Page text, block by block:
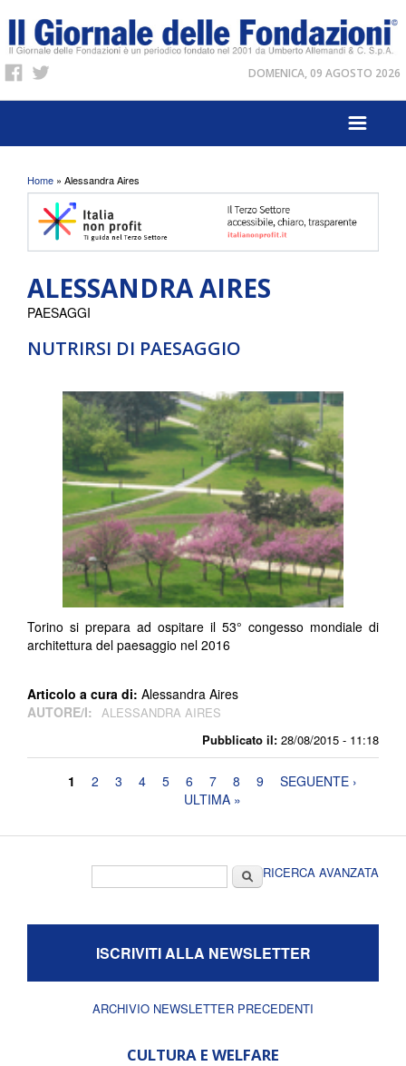
DOMENICA, 09 AGOSTO 2026
Tu sei qui
Home » Alessandra Aires
ALESSANDRA AIRES
NUTRIRSI DI PAESAGGIO
Pubblicato il: 28/08/2015 - 11:18
PAESAGGI
Torino si prepara ad ospitare il 53° congesso mondiale di
architettura del paesaggio nel 2016
Articolo a cura di: Alessandra Aires
AUTORE/I: ALESSANDRA AIRES
Pagine
1 2 3 4 5 6 7 8 9
SEGUENTE ›
ULTIMA »
CercaRICERCA AVANZATA
ISCRIVITI ALLA NEWSLETTER
ARCHIVIO NEWSLETTER PRECEDENTI
CULTURA E WELFARE